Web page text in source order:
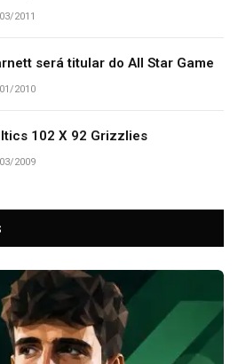
2011
será titular do All Star Game
2010
102 X 92 Grizzlies
2009